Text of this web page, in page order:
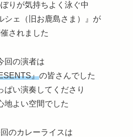
りが気持ちよく泳ぐ中
シェ（旧お鹿島さま）』が
されました
回の演者は
』の皆さんでした
ぱい演奏してくださり
地よい空間でした
のカレーライスは